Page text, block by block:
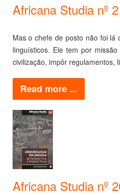
Africana Studia nº
Mas o chefe de posto não foi lá
linguísticos. Ele tem por
civilização, impôr regulamentos,
Read more ...
Africana Studia nº